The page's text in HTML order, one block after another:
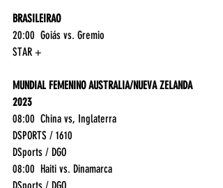
BRASILEIRAO
STAR +
MUNDIAL FEMENINO AUSTRALIA/NUEVA ZELANDA
2023
DSPORTS / 1610
DSports / DGO